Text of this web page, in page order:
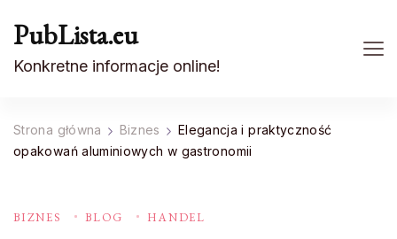
PubLista.eu
Konkretne informacje online!
Strona główna Biznes
Elegancja i praktyczność
opakowań aluminiowych w gastronomii
BIZNES BLOG HANDEL